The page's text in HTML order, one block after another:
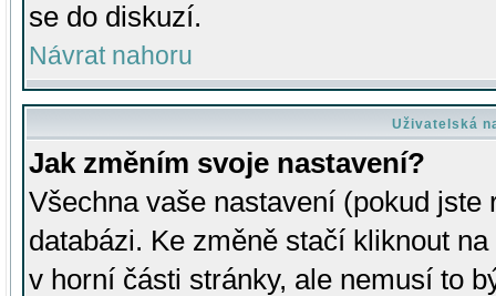
se do diskuzí.
Návrat nahoru
Uživatelská
Jak změním svoje nastavení?
Všechna vaše nastavení (pokud
databázi. Ke změně stačí kliknout
v horní části stránky, ale nemusí to